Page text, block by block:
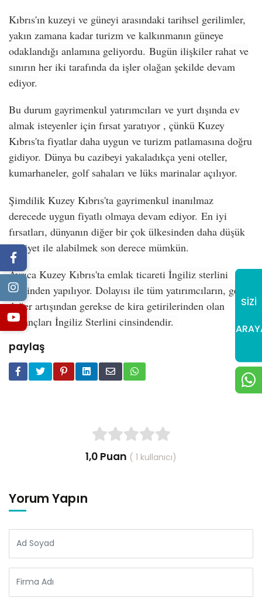
SİZİ
Kıbrıs'ın kuzeyi ve güneyi arasındaki tarihsel gerilimler,
yakın zamana kadar turizm ve kalkınmanın güneye
odaklandığı anlamına geliyordu. Bugün ilişkiler rahat ve
sınırın her iki tarafında da işler olağan şekilde devam
ediyor.
Bu durum gayrimenkul yatırımcıları ve yurt dışında ev
almak isteyenler için fırsat yaratıyor , çünkü Kuzey
Kıbrıs'ta fiyatlar daha uygun ve turizm patlamasına doğru
gidiyor. Dünya bu cazibeyi yakaladıkça yeni oteller,
kumarhaneler, golf sahaları ve lüks marinalar açılıyor.
Şimdilik Kuzey Kıbrıs'ta gayrimenkul inanılmaz
derecede uygun fiyatlı olmaya devam ediyor. En iyi
fırsatları, dünyanın diğer bir çok ülkesinden daha düşük
maliyet ile alabilmek son derece mümkün.
Ayrıca Kuzey Kıbrıs'ta emlak ticareti İngiliz sterlini
üzerinden yapılıyor. Dolayısı ile tüm yatırımcıların, gerek
değer artışından gerekse de kira getirilerinden olan
kazançları İngiliz Sterlini cinsindendir.
paylaş
1,0 Puan ( 1 kullanıcı)
Yorum Yapın